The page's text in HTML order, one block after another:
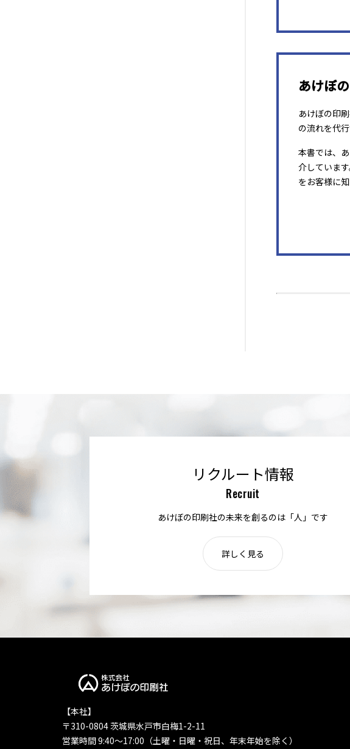
あけぼ
あけぼの印
の流れを代
本書では、
介していま
をお客様に
リクルート情報
Recruit
あけぼの印刷社の未来を創るのは「人」です
詳しく見る
【本社】
〒310-0804 茨城県水戸市白梅1-2-11
営業時間 9:40〜17:00（土曜・日曜・祝日、年末年始を除く）